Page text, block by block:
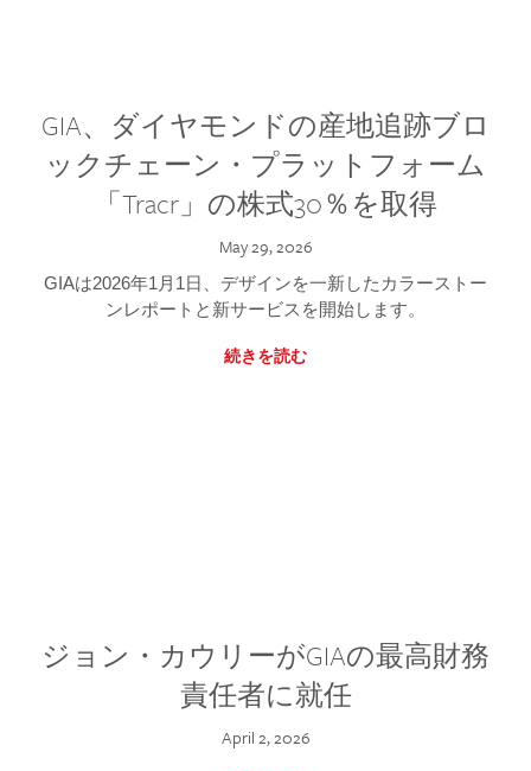
GIA、ダイヤモンドの産地追跡ブロ
ックチェーン・プラットフォーム
「Tracr」の株式30％を取得
May 29, 2026
GIAは2026年1月1日、デザインを一新したカラーストー
ンレポートと新サービスを開始します。
続きを読む
ジョン・カウリーがGIAの最高財務
責任者に就任
April 2, 2026